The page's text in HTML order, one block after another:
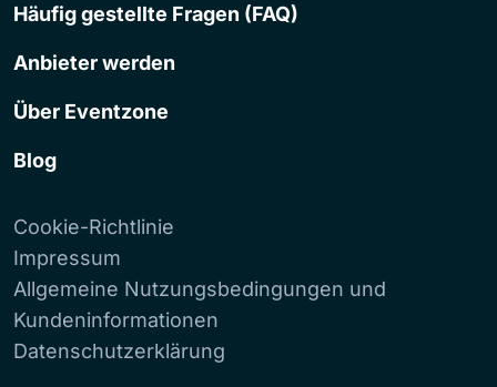
Häufig gestellte Fragen (FAQ)
Anbieter werden
Über Eventzone
Blog
Cookie-Richtlinie
Impressum
Allgemeine Nutzungsbedingungen und
Kundeninformationen
Datenschutzerklärung